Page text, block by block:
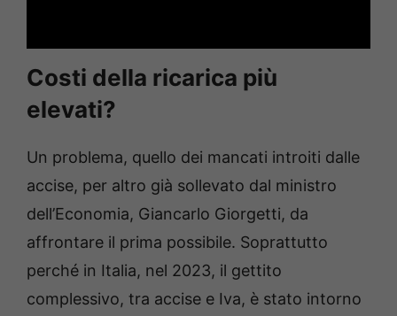
Costi della ricarica più
elevati?
Un problema, quello dei mancati introiti dalle
accise, per altro già sollevato dal ministro
dell’Economia, Giancarlo Giorgetti, da
affrontare il prima possibile. Soprattutto
perché in Italia, nel 2023, il gettito
complessivo, tra accise e Iva, è stato intorno